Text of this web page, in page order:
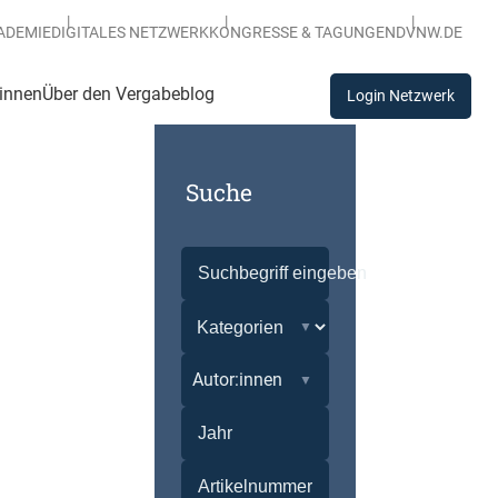
DIGITALES NETZWERKKONGRESSE & TAGUNGENDVNW.DE
Über den Vergabeblog Login Netzwerk
Suche
Autor:innen